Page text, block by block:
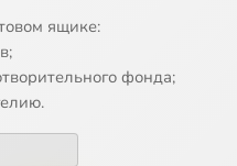
ящике:
фонда;